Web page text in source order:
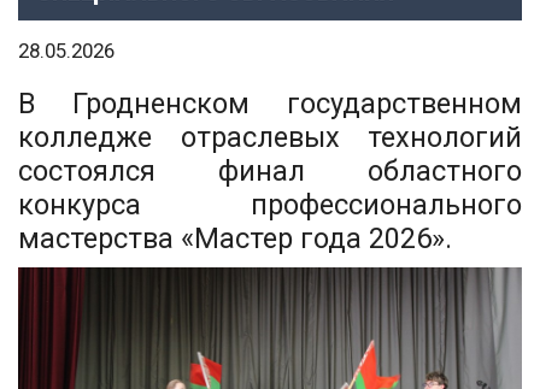
28.05.2026
В Гродненском государственном
колледже отраслевых технологий
состоялся финал областного
конкурса профессионального
мастерства «Мастер года 2026».